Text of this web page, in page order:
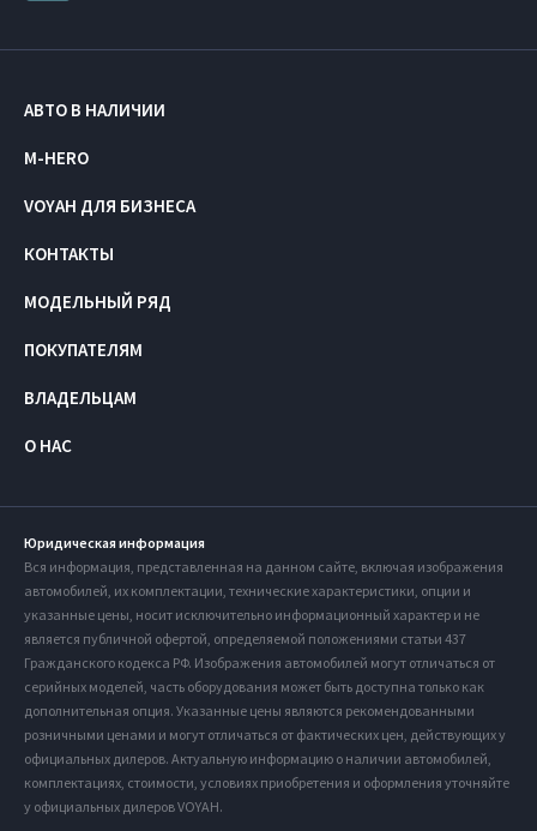
АВТО В НАЛИЧИИ
M-HERO
VOYAH ДЛЯ БИЗНЕСА
КОНТАКТЫ
МОДЕЛЬНЫЙ РЯД
ПОКУПАТЕЛЯМ
ВЛАДЕЛЬЦАМ
О НАС
Юридическая информация
Вся информация, представленная на данном сайте, включая изображения
автомобилей, их комплектации, технические характеристики, опции и
указанные цены, носит исключительно информационный характер и не
является публичной офертой, определяемой положениями статьи 437
Гражданского кодекса РФ. Изображения автомобилей могут отличаться от
серийных моделей, часть оборудования может быть доступна только как
дополнительная опция. Указанные цены являются рекомендованными
розничными ценами и могут отличаться от фактических цен, действующих у
официальных дилеров. Актуальную информацию о наличии автомобилей,
комплектациях, стоимости, условиях приобретения и оформления уточняйте
у официальных дилеров VOYAH.